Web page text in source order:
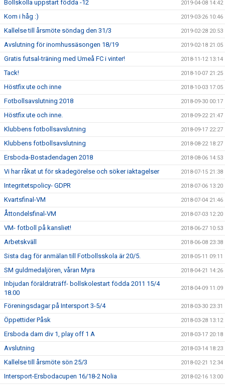
Bollskolla uppstart födda -12 2019-04-08 14:42
Kom i håg :) 2019-03-26 10:46
Kallelse till årsmöte söndag den 31/3 2019-02-28 20:53
Avslutning för inomhussäsongen 18/19 2019-02-18 21:05
Gratis futsal-träning med Umeå FC i vinter! 2018-11-12 13:14
Tack! 2018-10-07 21:25
Höstfix ute och inne 2018-10-03 17:05
Fotbollsavslutning 2018 2018-09-30 00:17
Höstfix ute och inne. 2018-09-22 21:47
Klubbens fotbollsavslutning 2018-09-17 22:27
Klubbens fotbollsavslutning 2018-08-22 18:27
Ersboda-Bostadendagen 2018 2018-08-06 14:53
Vi har råkat ut för skadegörelse och söker iaktagelser 2018-07-15 21:38
Integritetspolicy- GDPR 2018-07-06 13:20
Kvartsfinal-VM 2018-07-04 21:46
Åttondelsfinal-VM 2018-07-03 12:20
VM- fotboll på kansliet! 2018-06-27 10:53
Arbetskväll 2018-06-08 23:38
Sista dag för anmälan till Fotbollsskola är 20/5. 2018-05-11 09:11
SM guldmedaljören, våran Myra 2018-04-21 14:26
Inbjudan föräldraträff- bollskolestart födda 2011 15/4
18.00
2018-04-09 11:09
Föreningsdagar på Intersport 3-5/4 2018-03-30 23:31
Öppettider Påsk 2018-03-28 13:12
Ersboda dam div 1, play off 1 A 2018-03-17 20:18
Avslutning 2018-03-14 18:23
Kallelse till årsmöte sön 25/3 2018-02-21 12:34
Intersport-Ersbodacupen 16/18-2 Nolia 2018-02-16 13:00